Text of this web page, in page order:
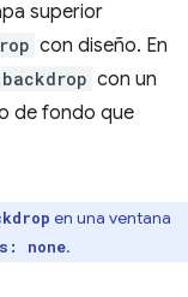
superior
con diseño. En
con un
de fondo que
en una ventana
none.